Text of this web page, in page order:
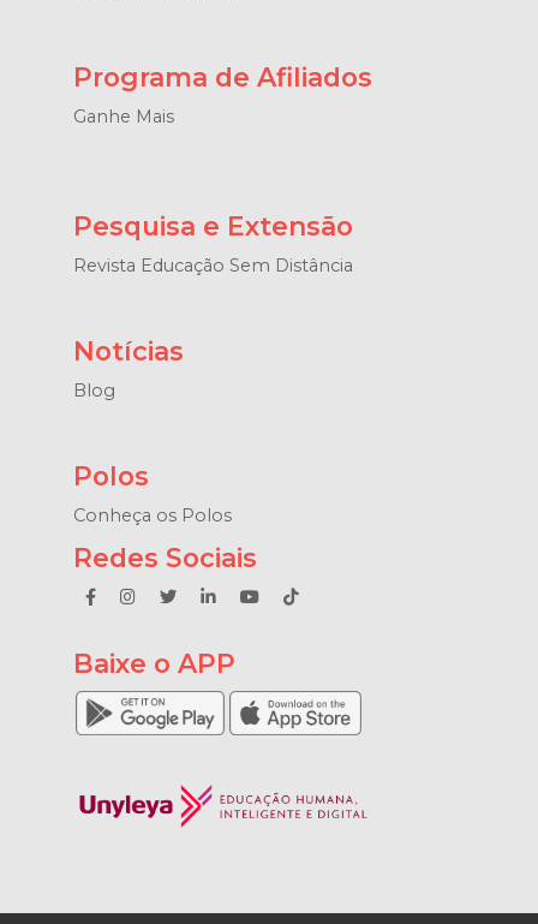
Programa de Afiliados
Ganhe Mais
Pesquisa e Extensão
Revista Educação Sem Distância
Notícias
Blog
Polos
Conheça os Polos
Redes Sociais
Baixe o APP